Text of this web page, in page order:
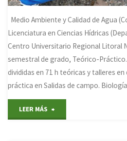
Medio Ambiente y Calidad de Agua
Licenciatura en Ciencias Hídricas
Centro Universitario Regional Litoral
semestral de grado, Teórico-
divididas en 71 h teóricas y talleres en
práctica en Salidas de campo.
LEER MÁS